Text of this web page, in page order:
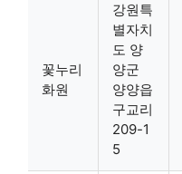
꽃누리
화원
강원특
별자치
도 양
양군
양양읍
구교리
209-1
5